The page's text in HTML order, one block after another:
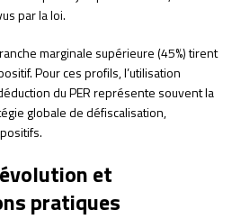
par la loi.
marginale supérieure (45%) tirent
Pour ces profils, l’utilisation
du PER représente souvent la
globale de défiscalisation,
et
pratiques